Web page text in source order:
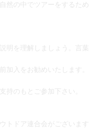
の中でツアーをするた
を理解しましょう。言
加入をお勧めいたします。
持のもとご参加下さい。
ドア連合会がございま